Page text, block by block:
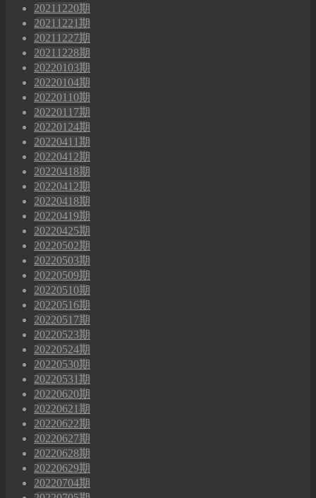
20211220期
20211221期
20211227期
20211228期
20220103期
20220104期
20220110期
20220117期
20220124期
20220411期
20220412期
20220418期
20220412期
20220418期
20220419期
20220425期
20220502期
20220503期
20220509期
20220510期
20220516期
20220517期
20220523期
20220524期
20220530期
20220531期
20220620期
20220621期
20220622期
20220627期
20220628期
20220629期
20220704期